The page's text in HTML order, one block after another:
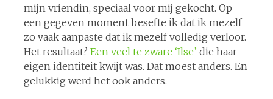
mijn vriendin, speciaal voor mij gekocht. Op
een gegeven moment besefte ik dat ik mezelf
zo vaak aanpaste dat ik mezelf volledig verloor.
Het resultaat? Een veel te zware ‘Ilse’ die haar
eigen identiteit kwijt was. Dat moest anders. En
gelukkig werd het ook anders.